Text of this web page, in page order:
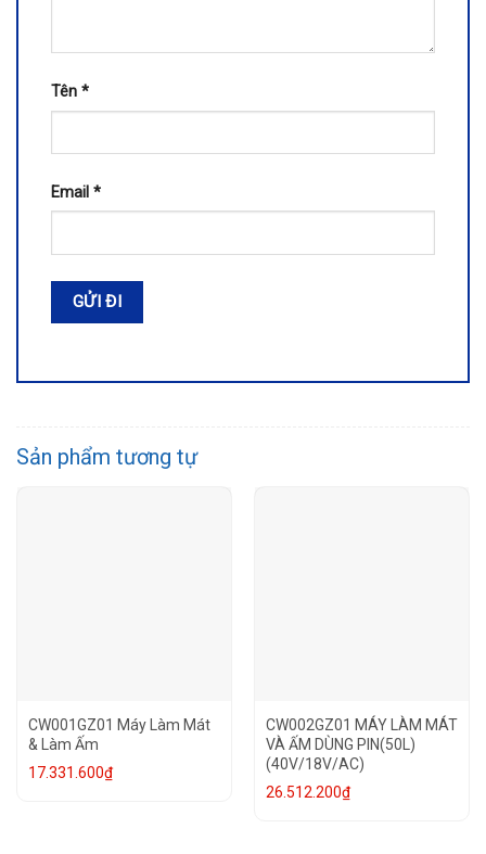
Tên *
Email *
Sản phẩm tương tự
CW001GZ01 Máy Làm Mát
& Làm Ấm
17.331.600₫
CW002GZ01 MÁY LÀM MÁT
VÀ ẤM DÙNG PIN(50L)
(40V/18V/AC)
26.512.200₫